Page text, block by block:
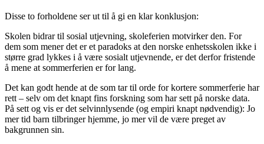
Disse to forholdene ser ut til å gi en klar konklusjon:
Skolen bidrar til sosial utjevning, skoleferien motvirker den. For
dem som mener det er et paradoks at den norske enhetsskolen ikke i
større grad lykkes i å være sosialt utjevnende, er det derfor fristende
å mene at sommerferien er for lang.
Det kan godt hende at de som tar til orde for kortere sommerferie har
rett – selv om det knapt fins forskning som har sett på norske data.
På sett og vis er det selvinnlysende (og empiri knapt nødvendig): Jo
mer tid barn tilbringer hjemme, jo mer vil de være preget av
bakgrunnen sin.